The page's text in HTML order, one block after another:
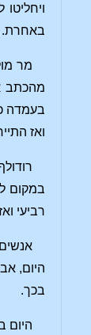
באחרת.
מר
מהכתב
בעמדה
ואז התייחס לבעיות
במקום
רביעי
היום,
בכך.
היום